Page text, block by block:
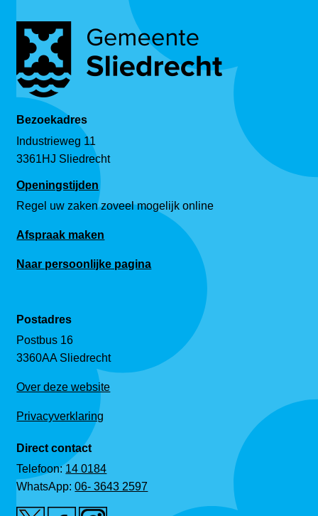
Bezoekadres
Industrieweg 11
3361HJ Sliedrecht
Openingstijden
Regel uw zaken zoveel mogelijk online
Afspraak maken
Naar persoonlijke pagina
Postadres
Postbus 16
3360AA Sliedrecht
Over deze website
Privacyverklaring
Direct contact
Telefoon:14 0184
WhatsApp:06- 3643 2597